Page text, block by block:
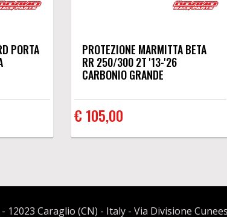
PORTA
PROTEZIONE MARMITTA BETA
RR 250/300 2T '13-'26
CARBONIO GRANDE
€ 105,00
12023 Caraglio (CN) - Italy - Via Divisione